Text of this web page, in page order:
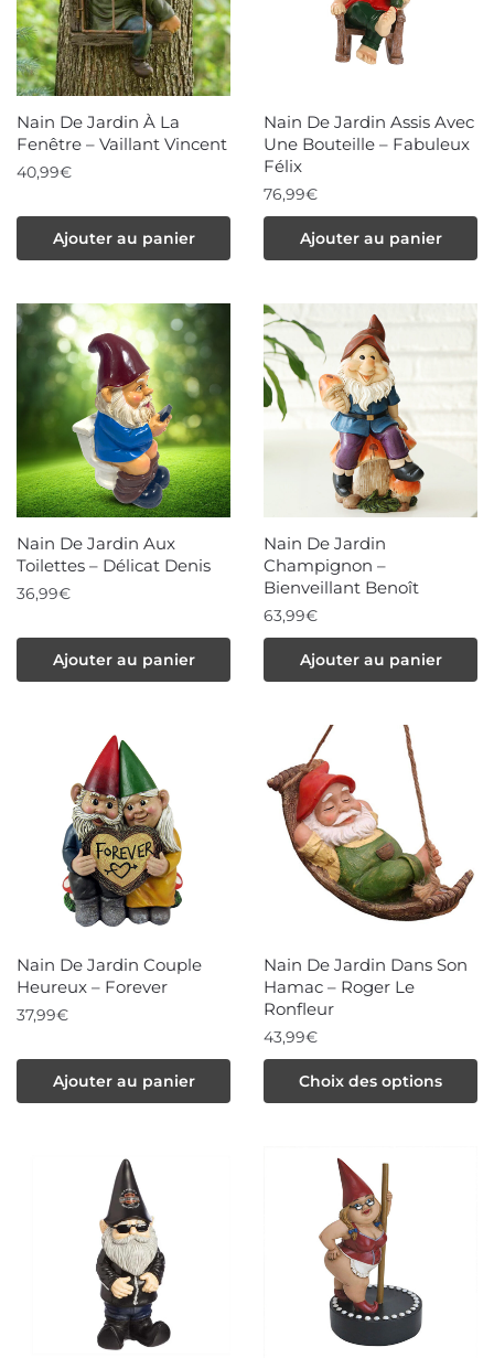
Nain De Jardin À La
Fenêtre – Vaillant Vincent
40,99€
Ajouter au panier
Nain De Jardin Assis Avec
Une Bouteille – Fabuleux
Félix
76,99€
Ajouter au panier
Nain De Jardin Aux
Toilettes – Délicat Denis
36,99€
Ajouter au panier
Nain De Jardin
Champignon –
Bienveillant Benoît
63,99€
Ajouter au panier
Nain De Jardin Couple
Heureux – Forever
37,99€
Ajouter au panier
Nain De Jardin Dans Son
Hamac – Roger Le
Ronfleur
43,99€
Choix des options
produit
plusieurs
variations.
options
peuvent